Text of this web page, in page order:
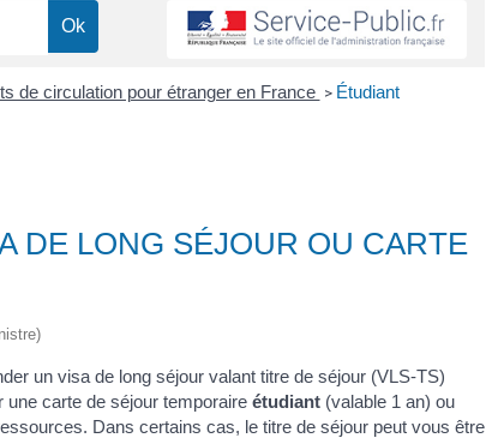
de circulation pour étranger en France > Étudiant
DE LONG SÉJOUR OU CARTE
un visa de long séjour valant titre de séjour (VLS-TS)
carte de séjour temporaire étudiant (valable 1 an) ou
Dans certains cas, le titre de séjour peut vous être